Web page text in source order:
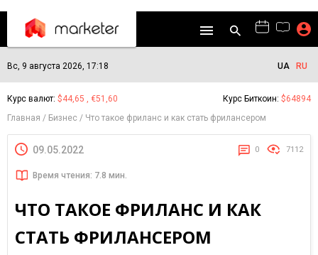
Вс, 9 августа 2026, 17:18 UA RU
Курс валют: $44,65 , €51,60 Курс Биткоин: $64894
Главная
Бизнес Что такое фриланс и как стать фрилансером
09.05.2022 0 7112
Время чтения: 7.8 мин.
ЧТО ТАКОЕ ФРИЛАНС И КАК
СТАТЬ ФРИЛАНСЕРОМ